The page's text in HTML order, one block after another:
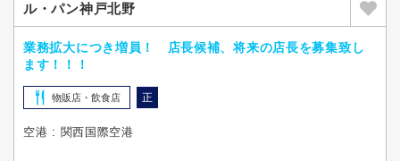
ル・パン神戸北野
業務拡大につき増員！ 店長候補、将来の店長を募集致し
ます！！！
物販店・飲食店 正
空港 : 関西国際空港